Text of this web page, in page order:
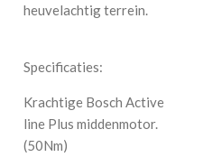
heuvelachtig terrein.
Specificaties:
Krachtige Bosch Active
line Plus middenmotor.
(50Nm)